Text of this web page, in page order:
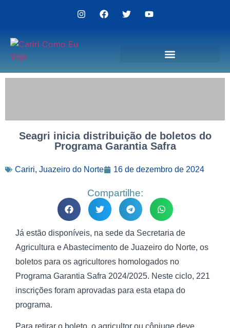
Seagri inicia distribuição de boletos do
Programa Garantia Safra
Cariri, Juazeiro do Norte 16 de dezembro de 2024
Compartilhe:
Já estão disponíveis, na sede da Secretaria de
Agricultura e Abastecimento de Juazeiro do Norte, os
boletos para os agricultores homologados no
Programa Garantia Safra 2024/2025. Neste ciclo, 221
inscrições foram aprovadas para esta etapa do
programa.